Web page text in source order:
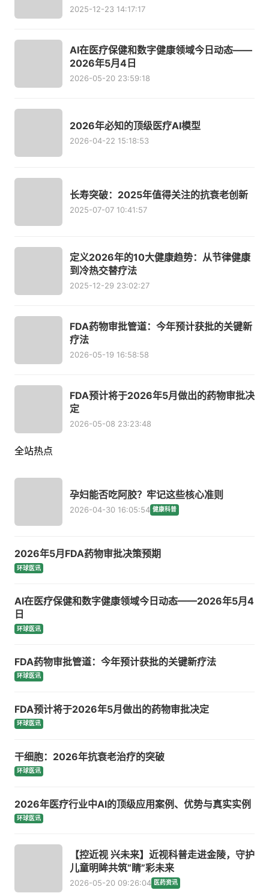
2025-12-23 14:17:17
AI在医疗保健和数字健康领域今日动态——
2026年5月4日
2026-05-20 23:59:18
2026年必知的顶级医疗AI模型
2026-04-22 15:18:53
长寿突破：2025年值得关注的抗衰老创新
2025-07-07 10:41:57
定义2026年的10大健康趋势：从节律健康
到冷热交替疗法
2025-12-29 23:02:27
FDA药物审批管道：今年预计获批的关键新
疗法
2026-05-19 16:58:58
FDA预计将于2026年5月做出的药物审批决
定
2026-05-08 23:23:48
全站热点
孕妇能否吃阿胶？牢记这些核心准则
2026-04-30 16:05:54 健康科普
2026年5月FDA药物审批决策预期
环球医讯
AI在医疗保健和数字健康领域今日动态——2026年5月4
日
环球医讯
FDA药物审批管道：今年预计获批的关键新疗法
环球医讯
FDA预计将于2026年5月做出的药物审批决定
环球医讯
干细胞：2026年抗衰老治疗的突破
环球医讯
2026年医疗行业中AI的顶级应用案例、优势与真实实例
环球医讯
【控近视 兴未来】近视科普走进金陵，守护
儿童明眸共筑“睛”彩未来
2026-05-20 09:26:04 医药资讯